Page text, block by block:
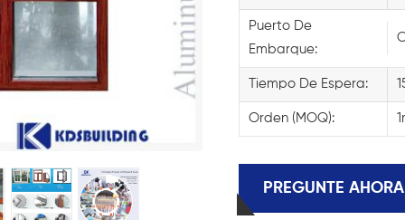
Puerto De
Embarque:
Tiempo De Espera:
Orden (MOQ):
PREGUNTE AHORA